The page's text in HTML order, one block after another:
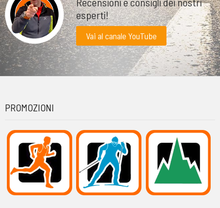
esperti!
Vai al canale YouTube
PROMOZIONI